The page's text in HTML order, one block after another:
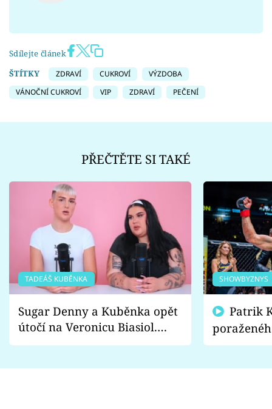
Sdílejte článek
ŠTÍTKY
ZDRAVÍ CUKROVÍ
VÝZDOBA
VÁNOČNÍ CUKROVÍ
VIP ZDRAVÍ PEČENÍ
PŘEČTĚTE SI TAKÉ
TADEÁŠ KUBĚNKA
Sugar Denny a Kuběnka opět
útočí na Veronicu Biasiol.
Proč je podle nich falešná a
SHOWBYZNYS
fanoušci